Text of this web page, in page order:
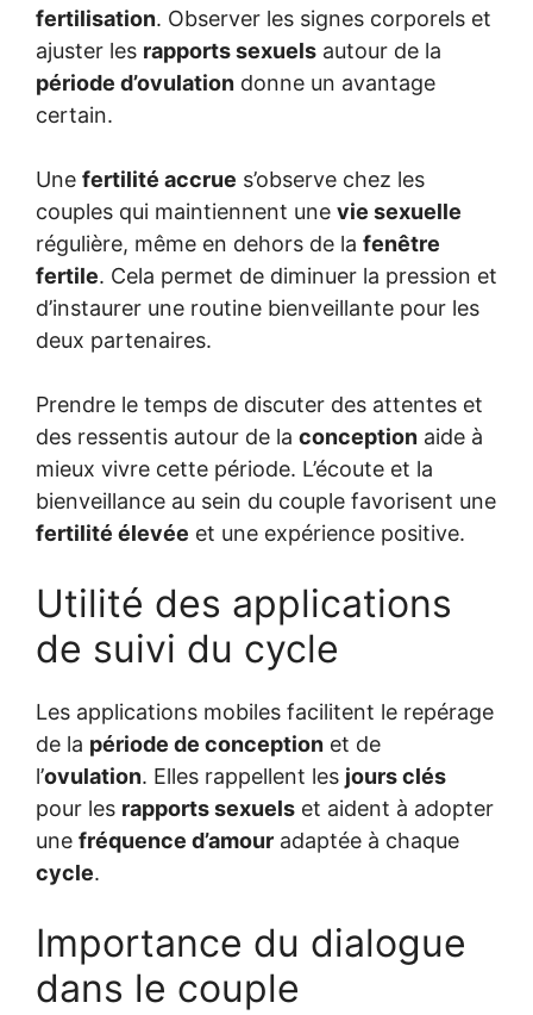
fertilisation. Observer les signes corporels et
ajuster les rapports sexuels autour de la
période d’ovulation donne un avantage
certain.
Une fertilité accrue s’observe chez les
couples qui maintiennent une vie sexuelle
régulière, même en dehors de la fenêtre
fertile. Cela permet de diminuer la pression et
d’instaurer une routine bienveillante pour les
deux partenaires.
Prendre le temps de discuter des attentes et
des ressentis autour de la conception aide à
mieux vivre cette période. L’écoute et la
bienveillance au sein du couple favorisent une
fertilité élevée et une expérience positive.
Utilité des applications
de suivi du cycle
Les applications mobiles facilitent le repérage
de la période de conception et de
l’ovulation. Elles rappellent les jours clés
pour les rapports sexuels et aident à adopter
une fréquence d’amour adaptée à chaque
cycle.
Importance du dialogue
dans le couple